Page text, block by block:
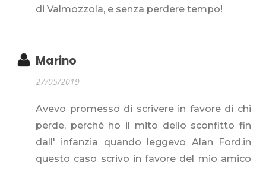
di Valmozzola, e senza perdere tempo!
Marino
27/05/2019
Avevo promesso di scrivere in favore di chi
perde, perché ho il mito dello sconfitto fin
dall' infanzia quando leggevo Alan Ford.in
questo caso scrivo in favore del mio amico